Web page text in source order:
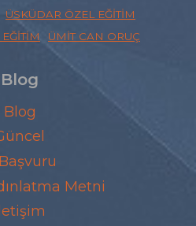
ÜSKÜDAR ÖZEL EĞITIM
ÜMIT CAN ORUÇ
Blog
Blog
Metni